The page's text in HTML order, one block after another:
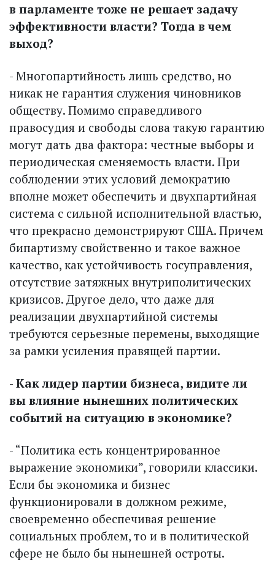
в парламенте тоже не решает задачу
эффективности власти? Тогда в чем
выход?
- Многопартийность лишь средство, но
никак не гарантия служения чиновников
обществу. Помимо справедливого
правосудия и свободы слова такую гарантию
могут дать два фактора: честные выборы и
периодическая сменяемость власти. При
соблюдении этих условий демократию
вполне может обеспечить и двухпартийная
система с сильной исполнительной властью,
что прекрасно демонстрируют США. Причем
бипартизму свойственно и такое важное
качество, как устойчивость гос­управления,
отсутствие затяжных внутриполитических
кризисов. Другое дело, что даже для
реализации двухпартийной системы
требуются серьезные перемены, выходящие
за рамки усиления правящей партии.
- Как лидер партии бизнеса, видите ли
вы влияние нынешних политических
событий на ситуацию в экономике?
- “Политика есть концентрированное
выражение экономики”, говорили классики.
Если бы экономика и бизнес
функционировали в должном режиме,
своевременно обеспечивая решение
социальных проблем, то и в политической
сфере не было бы нынешней остроты.